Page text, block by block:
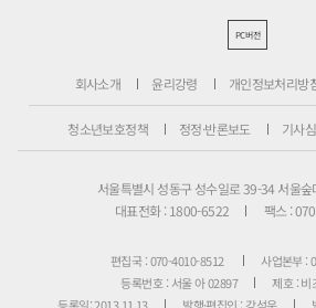
PC버전
회사소개 윤리강령 개인정보처리방
청소년보호정책 정정·반론보도 기사
서울특별시 성동구 성수일로 39-34 서울
대표전화 : 1800-6522
팩스 :
편집국 : 070-4010-8512
사업본부 :
등록번호 : 서울 아 02897
제호 : 비